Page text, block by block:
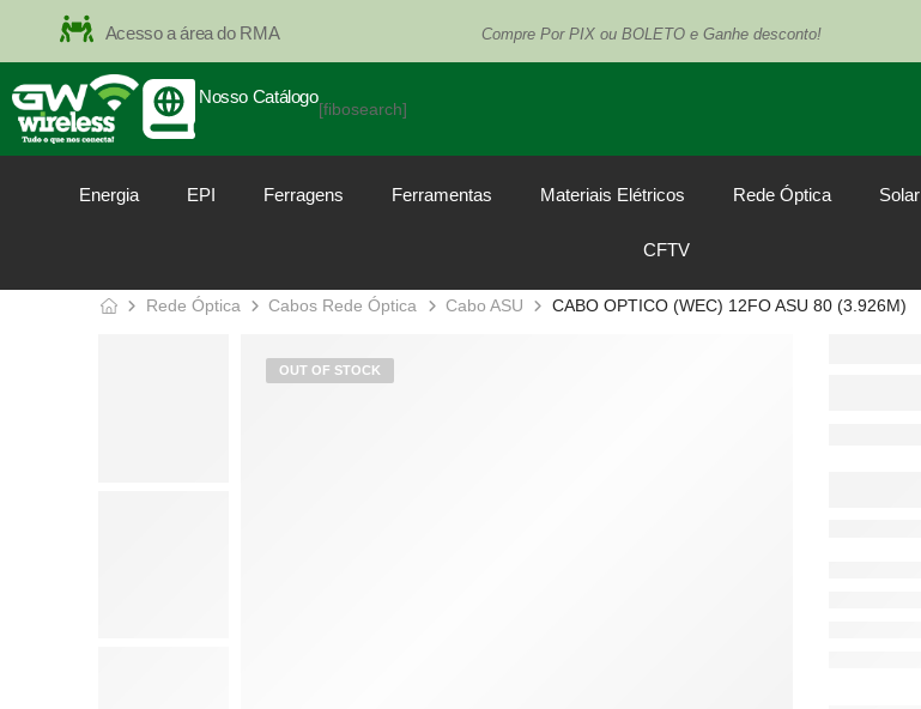
Compre Por PIX ou BOLETO e Ganhe desconto!
Acesso a área do RMA
Nosso Catálogo
[fibosearch]
Energia EPI Ferragens Ferramentas Materiais Elétricos Rede Óptica Solar
CFTV
Rede Óptica Cabos Rede Óptica Cabo ASU CABO OPTICO (WEC) 12FO ASU 80 (3.926M)
OUT OF STOCK